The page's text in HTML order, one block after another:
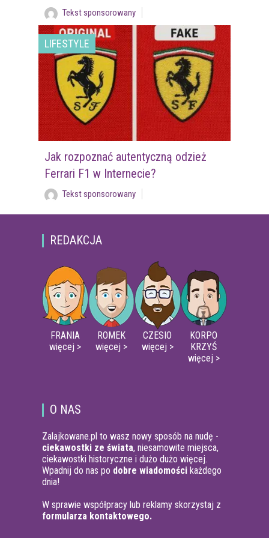
Tekst sponsorowany
LIFESTYLE
Jak rozpoznać autentyczną odzież
Ferrari F1 w Internecie?
Tekst sponsorowany
REDAKCJA
FRANIA
więcej >
ROMEK
więcej >
CZESIO
więcej >
KORPO
KRZYŚ
więcej >
O NAS
Zalajkowane.pl to wasz nowy sposób na nudę -
ciekawostki ze świata, niesamowite miejsca,
ciekawostki historyczne i dużo dużo więcej.
Wpadnij do nas po dobre wiadomości każdego
dnia!
W sprawie współpracy lub reklamy skorzystaj z
formularza kontaktowego.